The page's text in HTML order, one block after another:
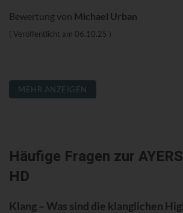
Bewertung von Michael Urban
Veröffentlicht am 06.10.25
MEHR ANZEIGEN
Häufige Fragen zur
HD
Klang – Was sind die klanglichen